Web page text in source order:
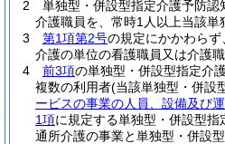
2
単独型・併設型指定介護予防認
介護職員を、常時1人以上当該単
3
第1項第2号の規定にかかわらず
介護の単位の看護職員又は介護
4
前3項の単独型・併設型指定介
複数の利用者(当該単独型・併設
ービスの事業の人員、設備及び
1項に規定する単独型・併設型
通所介護の事業と単独型・併設